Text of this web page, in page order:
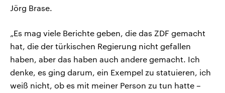
Jörg Brase.
„Es mag viele Berichte geben, die das ZDF gemacht
hat, die der türkischen Regierung nicht gefallen
haben, aber das haben auch andere gemacht. Ich
denke, es ging darum, ein Exempel zu statuieren, ich
weiß nicht, ob es mit meiner Person zu tun hatte –